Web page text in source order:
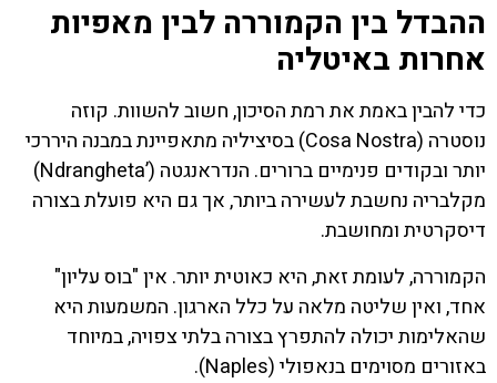
ההבדל בין הקמוררה לבין מאפיות
אחרות באיטליה
כדי להבין באמת את רמת הסיכון, חשוב להשוות. קוזה
נוסטרה (Cosa Nostra) בסיציליה מתאפיינת במבנה היררכי
יותר ובקודים פנימיים ברורים. הנדראנגטה (’Ndrangheta)
מקלבריה נחשבת לעשירה ביותר, אך גם היא פועלת בצורה
דיסקרטית ומחושבת.
הקמוררה, לעומת זאת, היא כאוטית יותר. אין "בוס עליון"
אחד, ואין שליטה מלאה על כלל הארגון. המשמעות היא
שהאלימות יכולה להתפרץ בצורה בלתי צפויה, במיוחד
באזורים מסוימים בנאפולי (Naples).